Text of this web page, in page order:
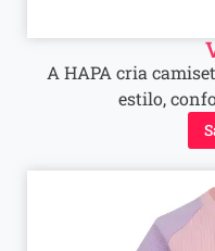
A HAPA cria
estilo,